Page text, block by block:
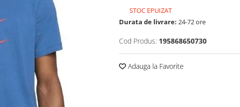
STOC EPUIZAT
Durata de livrare: 24-72 ore
Cod Produs: 195868650730
Adauga la Favorite